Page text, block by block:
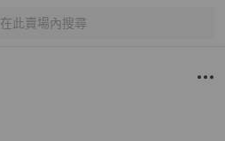
在此賣場內搜尋